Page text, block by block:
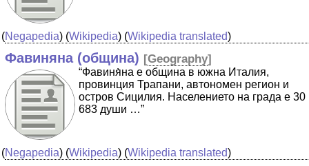
(Negapedia) (Wikipedia) (Wikipedia translated)
Фавиняна (община) [Geography]
“Фавиня̀на е община в южна Италия,
провинция Трапани, автономен регион и
остров Сицилия. Населението на града е 30
683 души …”
(Negapedia) (Wikipedia) (Wikipedia translated)